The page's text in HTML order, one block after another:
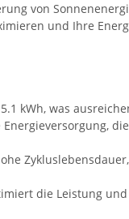
von
und Ihre
kWh, was
die Leistung